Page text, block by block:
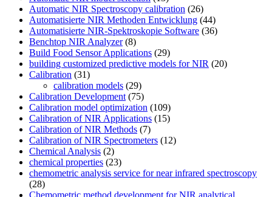
Automatic NIR Spectroscopy calibration (26)
Automatisierte NIR Methoden Entwicklung (44)
Automatisierte NIR-Spektroskopie Software (36)
Benchtop NIR Analyzer(8)
Build Food Sensor Applications (29)
building customized predictive models for NIR (20)
Calibration (31)
calibration models (29)
Calibration Development (75)
Calibration model optimization (109)
Calibration of NIR Applications (15)
Calibration of NIR Methods (7)
Calibration of NIR Spectrometers (12)
Chemical Analysis (2)
chemical properties (23)
chemometric analysis service for near infrared spectroscopy
(28)
Chemometric method development for NIR analytical